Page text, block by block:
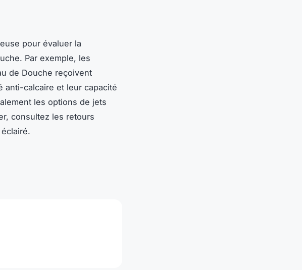
pour évaluer la
Par exemple, les
de Douche reçoivent
anti-calcaire et leur capacité
les options de jets
consultez les retours